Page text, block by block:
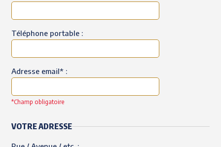
Téléphone portable :
Adresse email* :
*Champ obligatoire
VOTRE ADRESSE